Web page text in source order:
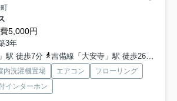
5,000円
3年
駅 徒歩7分
吉備線「大安寺」駅 徒歩26分
内洗濯機置場 エアコン
フローリング
インターホン